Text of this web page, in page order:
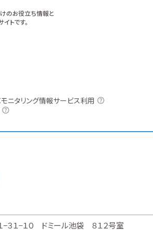
のお役立ち情報と
トです。
ニタリング情報サービス利用
３１−１０ ドミール池袋 ８１２号室